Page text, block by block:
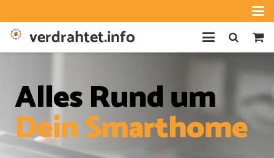
verdrahtet.info
Alles Rund um
Dein Smarthome